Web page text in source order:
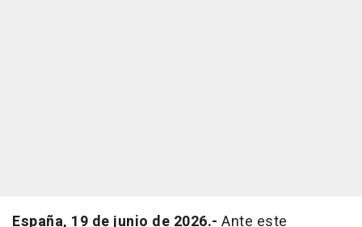
España, 19 de junio de 2026.- Ante este